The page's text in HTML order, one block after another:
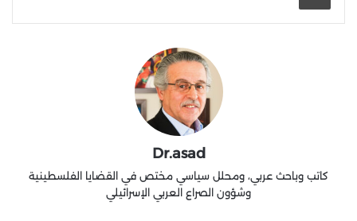
Dr.asad
كاتب وباحث عربي، ومحلل سياسي مختص في القضايا الفلسطينية
وشؤون الصراع العربي الإسرائيلي